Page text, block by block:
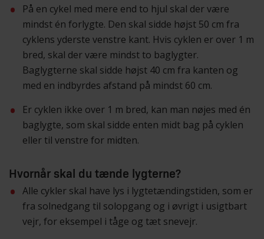
På en cykel med mere end to hjul skal der være
mindst én forlygte. Den skal sidde højst 50 cm fra
cyklens yderste venstre kant. Hvis cyklen er over 1 m
bred, skal der være mindst to baglygter.
Baglygterne skal sidde højst 40 cm fra kanten og
med en indbyrdes afstand på mindst 60 cm.
Er cyklen ikke over 1 m bred, kan man nøjes med én
baglygte, som skal sidde enten midt bag på cyklen
eller til venstre for midten.
Hvornår skal du tænde lygterne?
Alle cykler skal have lys i lygtetændingstiden, som er
fra solnedgang til solopgang og i øvrigt i usigtbart
vejr, for eksempel i tåge og tæt snevejr.